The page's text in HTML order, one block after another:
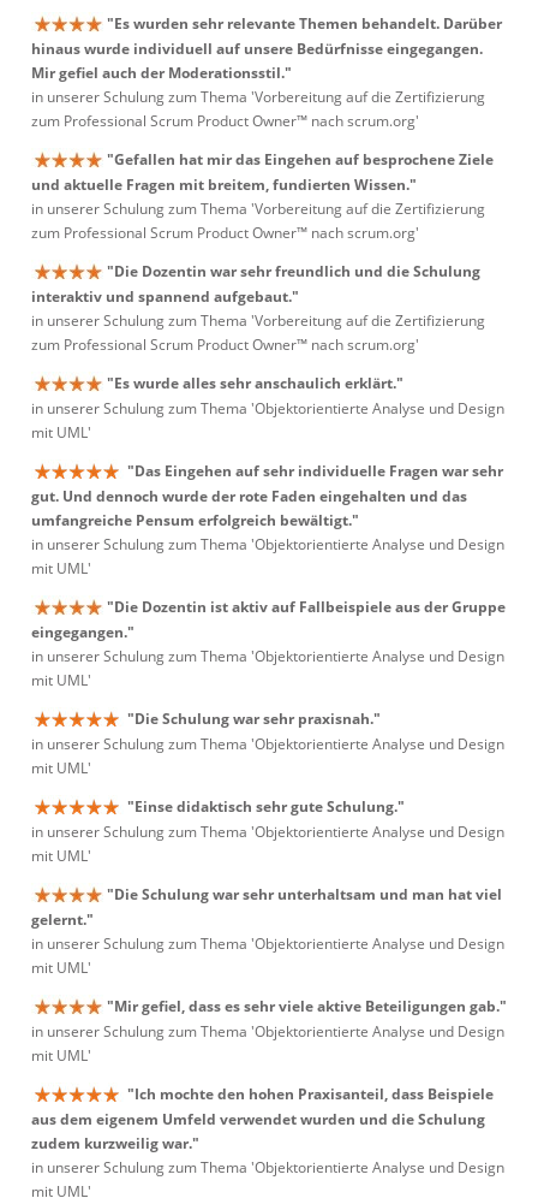
"Es wurden sehr relevante Themen behandelt. Darüber
hinaus wurde individuell auf unsere Bedürfnisse eingegangen.
Mir gefiel auch der Moderationsstil."
in unserer Schulung zum Thema 'Vorbereitung auf die Zertifizierung
zum Professional Scrum Product Owner™ nach scrum.org'
"Gefallen hat mir das Eingehen auf besprochene Ziele
und aktuelle Fragen mit breitem, fundierten Wissen."
in unserer Schulung zum Thema 'Vorbereitung auf die Zertifizierung
zum Professional Scrum Product Owner™ nach scrum.org'
"Die Dozentin war sehr freundlich und die Schulung
interaktiv und spannend aufgebaut."
in unserer Schulung zum Thema 'Vorbereitung auf die Zertifizierung
zum Professional Scrum Product Owner™ nach scrum.org'
"Es wurde alles sehr anschaulich erklärt."
in unserer Schulung zum Thema 'Objektorientierte Analyse und Design
mit UML'
"Das Eingehen auf sehr individuelle Fragen war sehr
gut. Und dennoch wurde der rote Faden eingehalten und das
umfangreiche Pensum erfolgreich bewältigt."
in unserer Schulung zum Thema 'Objektorientierte Analyse und Design
mit UML'
"Die Dozentin ist aktiv auf Fallbeispiele aus der Gruppe
eingegangen."
in unserer Schulung zum Thema 'Objektorientierte Analyse und Design
mit UML'
"Die Schulung war sehr praxisnah."
in unserer Schulung zum Thema 'Objektorientierte Analyse und Design
mit UML'
"Einse didaktisch sehr gute Schulung."
in unserer Schulung zum Thema 'Objektorientierte Analyse und Design
mit UML'
"Die Schulung war sehr unterhaltsam und man hat viel
gelernt."
in unserer Schulung zum Thema 'Objektorientierte Analyse und Design
mit UML'
"Mir gefiel, dass es sehr viele aktive Beteiligungen gab."
in unserer Schulung zum Thema 'Objektorientierte Analyse und Design
mit UML'
"Ich mochte den hohen Praxisanteil, dass Beispiele
aus dem eigenem Umfeld verwendet wurden und die Schulung
zudem kurzweilig war."
in unserer Schulung zum Thema 'Objektorientierte Analyse und Design
mit UML'